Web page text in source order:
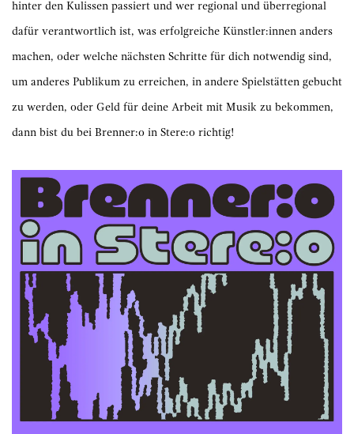
hinter den Kulissen passiert und wer regional und überregional
dafür verantwortlich ist, was erfolgreiche Künstler:innen anders
machen, oder welche nächsten Schritte für dich notwendig sind,
um anderes Publikum zu erreichen, in andere Spielstätten gebucht
zu werden, oder Geld für deine Arbeit mit Musik zu bekommen,
dann bist du bei Brenner:o in Stere:o richtig!